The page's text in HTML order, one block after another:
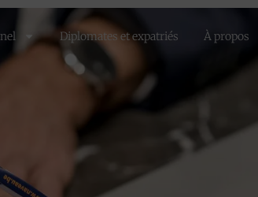
Diplomates et expatriés À propos